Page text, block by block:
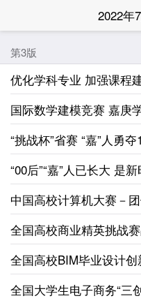
2022年
第3版
国际数学建模竞赛 嘉庚
“挑战杯”省赛 “嘉”人勇
“00后”“嘉”人已长大 是
中国高校计算机大赛－
全国高校商业精英挑战
全国高校BIM毕业设计
全国大学生电子商务“三